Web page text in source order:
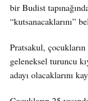
bir Budist
“kutsanacaklarını”
Pratsakul, çocukların
geleneksel turuncu
adayı olacaklarını